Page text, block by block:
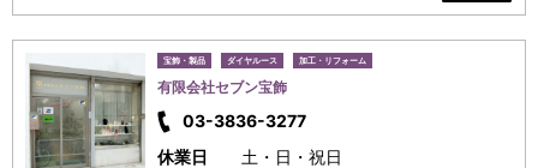
宝飾・製品 ダイヤルース 加工・リフォーム
有限会社セブン宝飾
03-3836-3277
休業日
土・日・祝日